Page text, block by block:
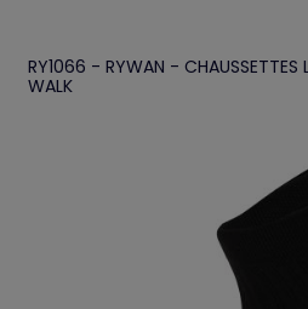
RY1066 - RYWAN - CHAUSSETTES
WALK